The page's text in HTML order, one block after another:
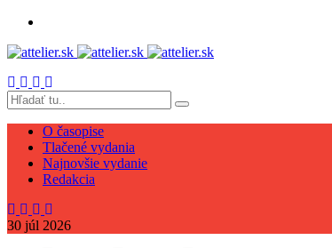
O časopise
Tlačené vydania
Najnovšie vydanie
Redakcia
30 júl 2026